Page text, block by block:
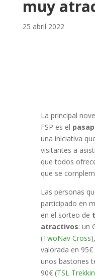
muy
25 abril 2022
La principal
FSP es el
una iniciativa
visitantes a
que todos
que se
Las personas
participado en
en el sorteo de
atractivos: un
(TwoNav Cross
valorada en 95€
unos bastones
90€ (TSL